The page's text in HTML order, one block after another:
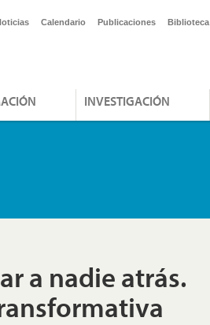
Calendario Publicaciones Biblioteca
INVESTIGACIÓN
a nadie atrás.